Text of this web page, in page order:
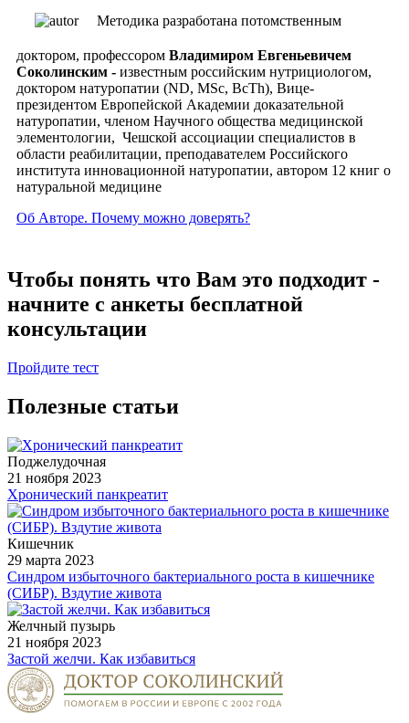
Методика разработана потомственным
доктором, профессором Владимиром Евгеньевичем
Соколинским - известным российским нутрициологом,
доктором натуропатии (ND, MSc, ВсTh), Вице-
президентом Европейской Академии доказательной
натуропатии, членом Научного общества медицинской
элементологии, Чешской ассоциации специалистов в
области реабилитации, преподавателем Российского
института инновационной натуропатии, автором 12 книг о
натуральной медицине
Об Авторе. Почему можно доверять?
Чтобы понять что Вам это подходит -
начните с анкеты бесплатной
консультации
Пройдите тест
Полезные статьи
Поджелудочная
21 ноября 2023
Хронический панкреатит
Кишечник
29 марта 2023
Синдром избыточного бактериального роста в кишечнике
(СИБР). Вздутие живота
Желчный пузырь
21 ноября 2023
Застой желчи. Как избавиться